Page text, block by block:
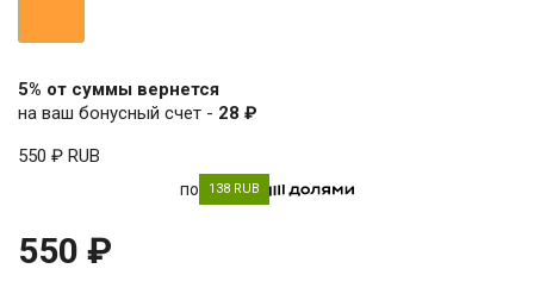
5% от суммы вернется
на ваш бонусный счет - 28 ₽
550 ₽ RUB
по 138 RUB
550 ₽